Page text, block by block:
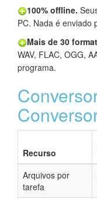
100% offline.
PC. Nada é enviado
Mais de 30
WAV, FLAC, OGG,
programa.
Recurso
Arquivos por
tarefa